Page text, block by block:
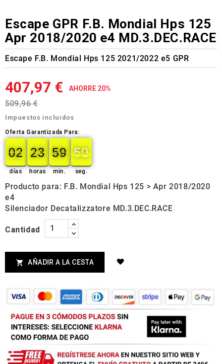
Escape GPR F.B. Mondial Hps 125
Apr 2018/2020 e4 MD.3.DEC.RACE
Escape F.B. Mondial Hps 125 2021/2022 e5 GPR
407,97 € AHORRE 20%
509,96 €
Impuestos incluidos
Oferta Garantizada Para:
02
02
00
días
23
23
00
horas
59
59
00
min.
50
49
50
seg.
Producto para: F.B. Mondial Hps 125 > Apr 2018/2020
e4
Silenciador Decatalizzatore MD.3.DEC.RACE
Cantidad
 AÑADIR A LA CESTA